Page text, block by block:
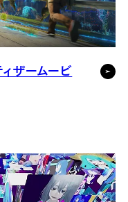
ザームービ